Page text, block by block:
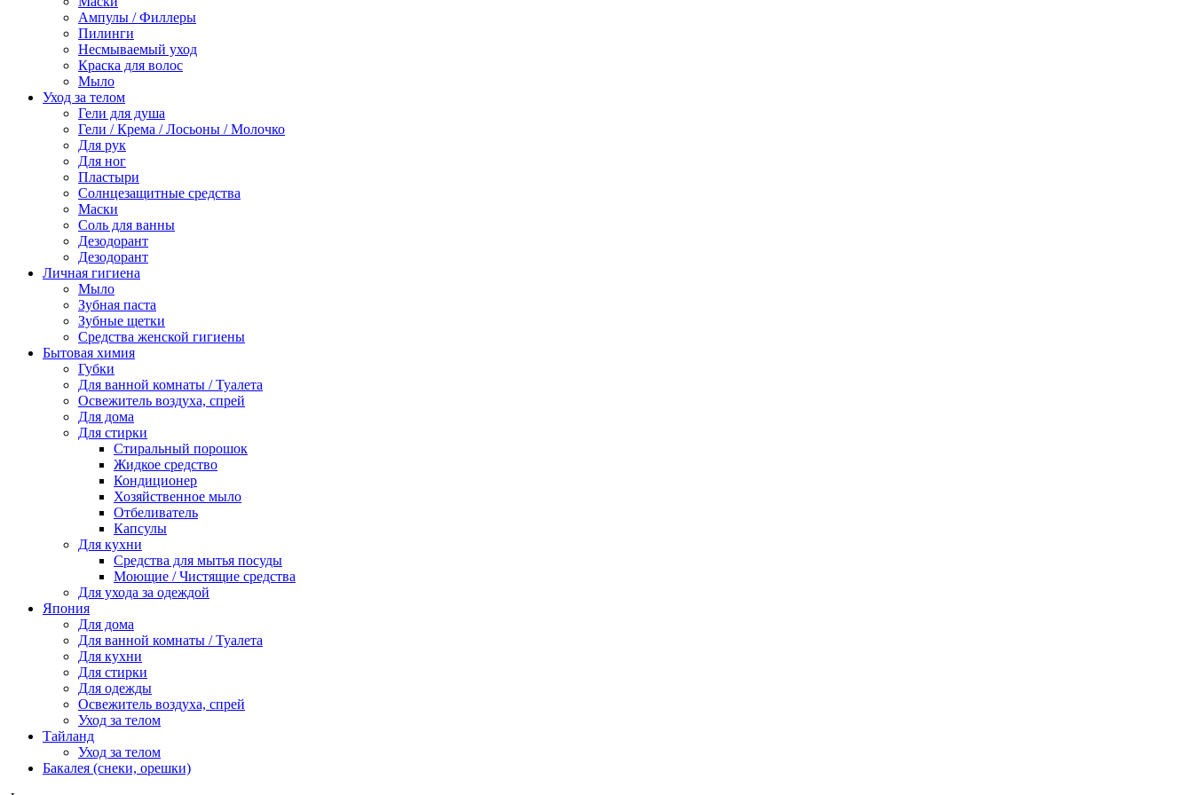
Ампулы / Филлеры
Пилинги
Несмываемый уход
Краска для волос
Мыло
Уход за телом
Гели для душа
Гели / Крема / Лосьоны / Молочко
Для рук
Для ног
Пластыри
Солнцезащитные средства
Маски
Соль для ванны
Дезодорант
Дезодорант
Личная гигиена
Мыло
Зубная паста
Зубные щетки
Средства женской гигиены
Бытовая химия
Губки
Для ванной комнаты / Туалета
Освежитель воздуха, спрей
Для дома
Для стирки
Стиральный порошок
Жидкое средство
Кондиционер
Хозяйственное мыло
Отбеливатель
Капсулы
Для кухни
Средства для мытья посуды
Моющие / Чистящие средства
Для ухода за одеждой
Япония
Для дома
Для ванной комнаты / Туалета
Для кухни
Для стирки
Для одежды
Освежитель воздуха, спрей
Уход за телом
Тайланд
Уход за телом
Бакалея (снеки, орешки)